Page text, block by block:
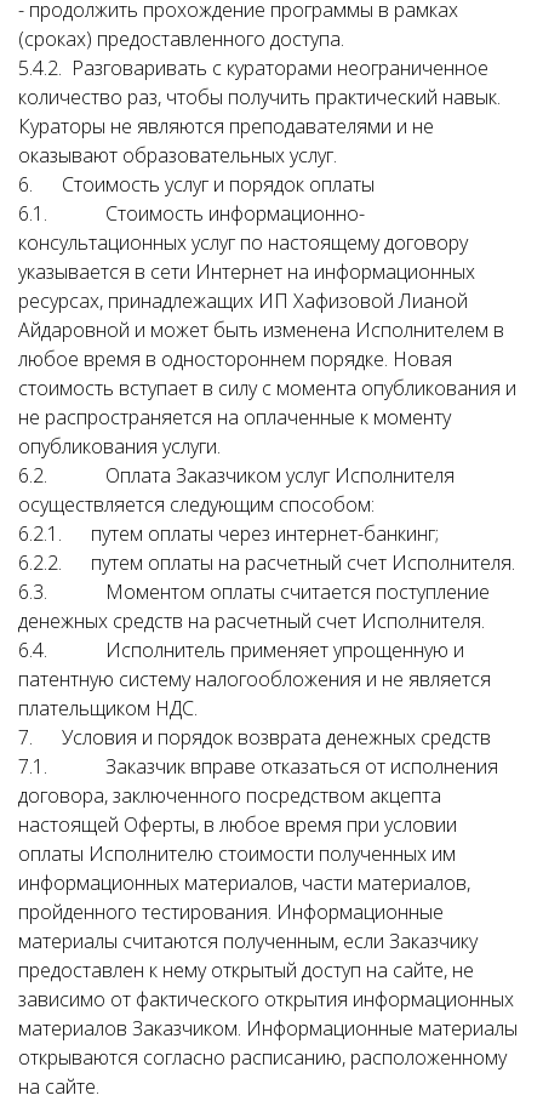
- продолжить прохождение программы в рамках
(сроках) предоставленного доступа.
5.4.2. Разговаривать с кураторами неограниченное
количество раз, чтобы получить практический навык.
Кураторы не являются преподавателями и не
оказывают образовательных услуг.
6. Стоимость услуг и порядок оплаты
6.1. Стоимость информационно-
консультационных услуг по настоящему договору
указывается в сети Интернет на информационных
ресурсах, принадлежащих ИП Хафизовой Лианой
Айдаровной и может быть изменена Исполнителем в
любое время в одностороннем порядке. Новая
стоимость вступает в силу с момента опубликования и
не распространяется на оплаченные к моменту
опубликования услуги.
6.2. Оплата Заказчиком услуг Исполнителя
осуществляется следующим способом:
6.2.1. путем оплаты через интернет-банкинг;
6.2.2. путем оплаты на расчетный счет Исполнителя.
6.3. Моментом оплаты считается поступление
денежных средств на расчетный счет Исполнителя.
6.4. Исполнитель применяет упрощенную и
патентную систему налогообложения и не является
плательщиком НДС.
7. Условия и порядок возврата денежных средств
7.1. Заказчик вправе отказаться от исполнения
договора, заключенного посредством акцепта
настоящей Оферты, в любое время при условии
оплаты Исполнителю стоимости полученных им
информационных материалов, части материалов,
пройденного тестирования. Информационные
материалы считаются полученным, если Заказчику
предоставлен к нему открытый доступ на сайте, не
зависимо от фактического открытия информационных
материалов Заказчиком. Информационные материалы
открываются согласно расписанию, расположенному
на сайте.